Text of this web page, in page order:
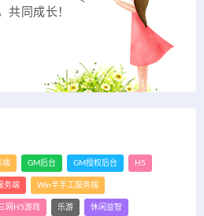
共同成长！
端 GM后台 GM授权后台 H5
务端 Win半手工服务端
三网H5游戏 乐游 休闲益智